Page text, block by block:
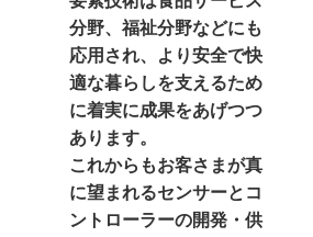
分野、福祉分野などにも
応用され、より安全で快
適な暮らしを支えるため
に着実に成果をあげつつ
あります。
これからもお客さまが真
に望まれるセンサーとコ
ントローラーの開発・供